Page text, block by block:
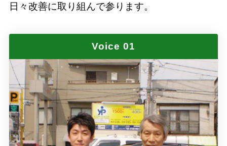
日々改善に取り組んで参ります。
Voice 01